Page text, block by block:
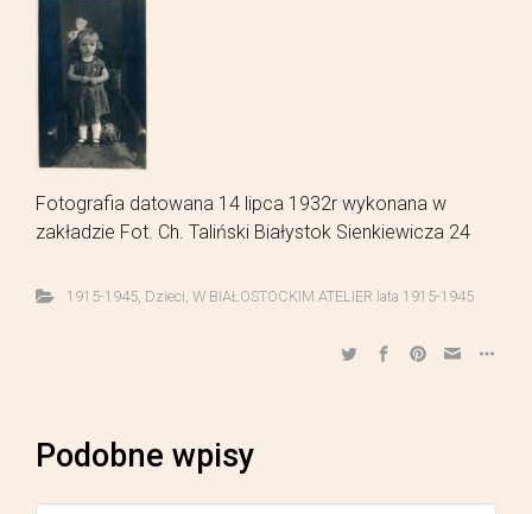
Fotografia datowana 14 lipca 1932r wykonana w
zakładzie Fot. Ch. Taliński Białystok Sienkiewicza 24
1915-1945, Dzieci W BIAŁOSTOCKIM ATELIER lata 1915-1945
Podobne wpisy